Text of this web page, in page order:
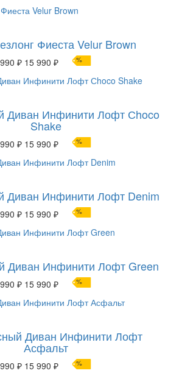
Фиеста Velur Brown
₽ 15 990 ₽ %
Диван Инфинити Лофт Сhoco
Shake
₽ 15 990 ₽ %
Диван Инфинити Лофт Denim
₽ 15 990 ₽ %
Диван Инфинити Лофт Green
₽ 15 990 ₽ %
Диван Инфинити Лофт
Асфальт
₽ 15 990 ₽ %